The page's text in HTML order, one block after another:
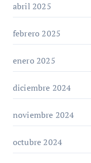
abril 2025
febrero 2025
enero 2025
diciembre 2024
noviembre 2024
octubre 2024